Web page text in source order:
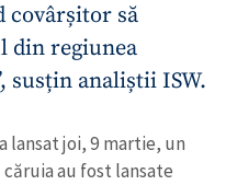
covârșitor să
din regiunea
susțin analiștii ISW.
lansat joi, 9 martie, un
au fost lansate